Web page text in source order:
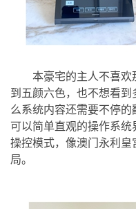
本豪宅的主人不喜
到五颜六色，也不想看
么系统内容还需要不停
可以简单直观的操作系
操控模式，像澳门永利
局。